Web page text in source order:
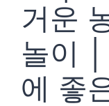
거운
놀이
에 좋